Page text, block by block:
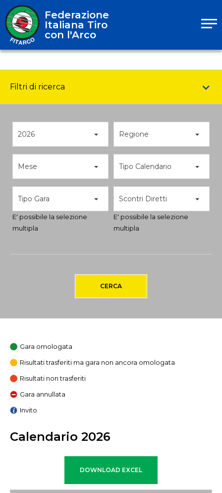
Federazione
Italiana Tiro
con l'Arco
Filtri di ricerca
2026 Regione
Mese Tipo Calendario
Tipo Gara
E' possibile la selezione
multipla
Scontri Diretti
E' possibile la selezione
multipla
CERCA
Gara omologata
Risultati trasferiti ma gara non ancora omologata
Risultati non trasferiti
Gara annullata
Invito
Calendario 2026